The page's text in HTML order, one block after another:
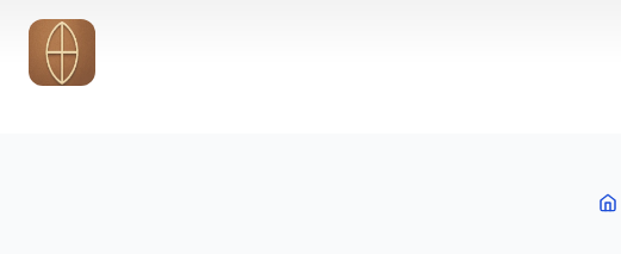
Vai al contenuto principale